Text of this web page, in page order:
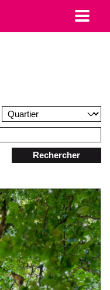
Rechercher